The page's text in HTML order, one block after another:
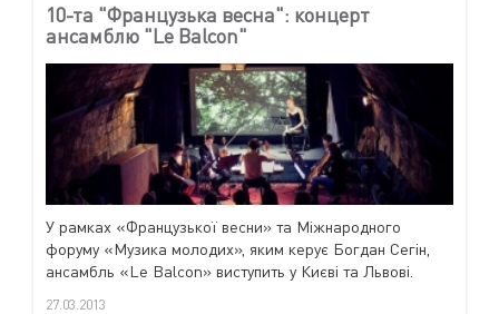
10-та "Французька весна": концерт
ансамблю "Le Balcon"
У рамках «Французької весни» та Міжнародного
форуму «Музика молодих», яким керує Богдан Сегін,
ансамбль «Le Balcon» виступить у Києві та Львові.
27.03.2013